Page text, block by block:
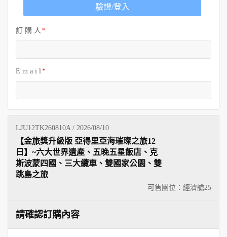
驗證/登入
訂 購 人
E m a i l
LJU12TK260810A / 2026/08/10
可售團位：經濟艙25
【金旅獎升級版 亞得里亞海璀璨之旅12
日】~六大世界遺產、五晚五星飯店、克
斯波蒙四國、三大纜車、雙國家公園、雙
跳島之旅
請確認訂購內容